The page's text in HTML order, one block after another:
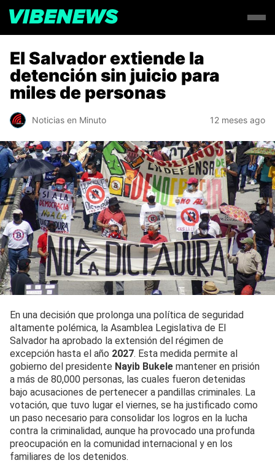
El Salvador extiende la
detención sin juicio para
miles de personas
Noticias en Minuto 12 meses ago
En una decisión que prolonga una política de seguridad
altamente polémica, la Asamblea Legislativa de El
Salvador ha aprobado la extensión del régimen de
excepción hasta el año 2027. Esta medida permite al
gobierno del presidente Nayib Bukele mantener en prisión
a más de 80,000 personas, las cuales fueron detenidas
bajo acusaciones de pertenecer a pandillas criminales. La
votación, que tuvo lugar el viernes, se ha justificado como
un paso necesario para consolidar los logros en la lucha
contra la criminalidad, aunque ha provocado una profunda
preocupación en la comunidad internacional y en los
familiares de los detenidos.